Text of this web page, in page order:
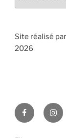
Site réalisé
2026
Facebook